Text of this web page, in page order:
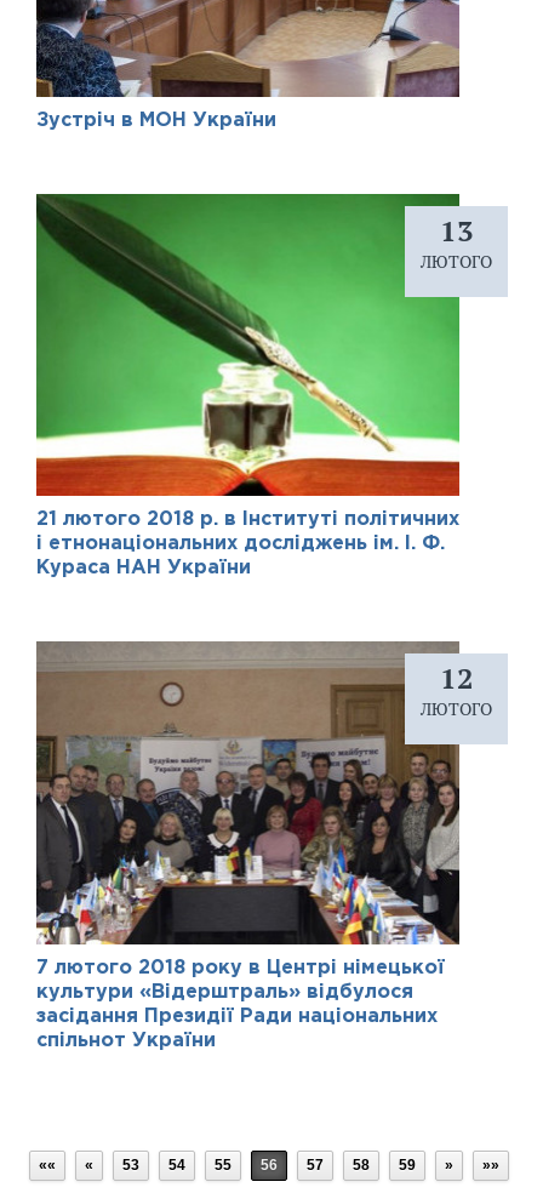
Зустріч в МОН України
13
ЛЮТОГО
21 лютого 2018 р. в Інституті політичних
і етнонаціональних досліджень ім. І. Ф.
Кураса НАН України
12
ЛЮТОГО
7 лютого 2018 року в Центрі німецької
культури «Відерштраль» відбулося
засідання Президії Ради національних
спільнот України
«« « 53 54 55 56 57 58 59 » »»